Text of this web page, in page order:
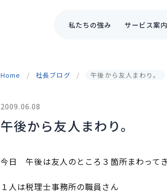
私たちの強み サービス案内
Home 社長ブログ 午後から友人まわり。
2009.06.08
午後から友人まわり。
今日 午後は友人のところ３箇所まわってき
１人は税理士事務所の職員さん